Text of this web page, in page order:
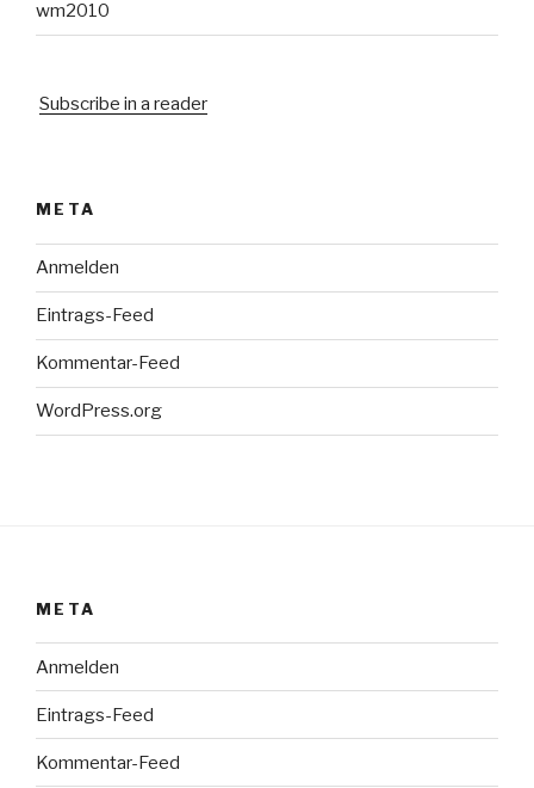
wm2010
Subscribe in a reader
META
Anmelden
Eintrags-Feed
Kommentar-Feed
WordPress.org
META
Anmelden
Eintrags-Feed
Kommentar-Feed